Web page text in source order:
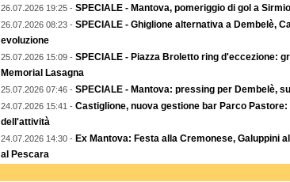
26.07.2026 19:25 - SPECIALE - Mantova, pomeriggio di gol a
26.07.2026 08:23 - SPECIALE - Ghiglione alternativa a Dembelè,
evoluzione
25.07.2026 15:09 - SPECIALE - Piazza Broletto ring d'eccezione:
Memorial Lasagna
25.07.2026 07:46 - SPECIALE - Mantova: pressing per Dembelè,
24.07.2026 15:41 - Castiglione, nuova gestione bar Parco
dell'attività
24.07.2026 14:30 - Ex Mantova: Festa alla Cremonese, Galuppini
al Pescara